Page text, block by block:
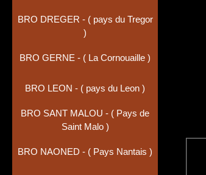
BRO DREGER - ( pays du Tregor
)
BRO GERNE - ( La Cornouaille )
BRO LEON - ( pays du Leon )
BRO SANT MALOU - ( Pays de
Saint Malo )
BRO NAONED - ( Pays Nantais )